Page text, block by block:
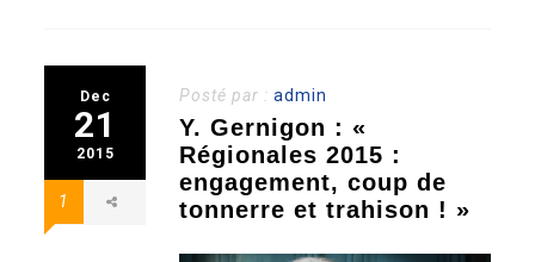
Dec
21
2015
1
Posté par :admin
Y. Gernigon : «
Régionales 2015 :
engagement, coup de
tonnerre et trahison ! »